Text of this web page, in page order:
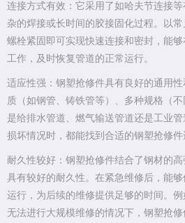
连接方式有效：它采用了如哈夫节连接
杂的焊接或长时间的胶接固化过程。以
螺栓紧固即可实现快速连接和密封，能
工作，及时恢复管道的正常运行。
适应性强：钢塑抢修件具有良好的通用
质（如钢管、铸铁管等）、多种规格（
是给排水管道、燃气输送管道还是工业
损坏情况时，都能找到合适的钢塑抢修件
耐久性较好：钢塑抢修件结合了钢材的高
具有较好的耐久性。在紧急维修后，能
运行，为后续的维修提供足够的时间。
无法进行大规模维修的情况下，钢塑抢修